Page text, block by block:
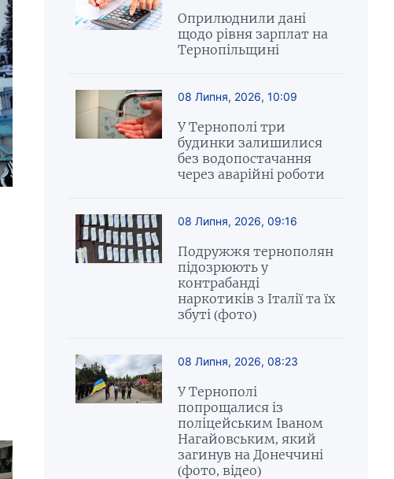
Оприлюднили дані
щодо рівня зарплат на
Тернопільщині
08 Липня, 2026, 10:09
У Тернополі три
будинки залишилися
без водопостачання
через аварійні роботи
08 Липня, 2026, 09:16
Подружжя тернополян
підозрюють у
контрабанді
наркотиків з Італії та їх
збуті (фото)
08 Липня, 2026, 08:23
У Тернополі
попрощалися із
поліцейським Іваном
Нагайовським, який
загинув на Донеччині
(фото, відео)